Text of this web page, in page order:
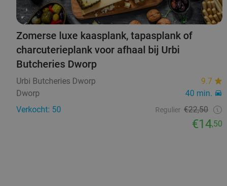
Zomerse luxe kaasplank, tapasplank of
charcuterieplank voor afhaal bij Urbi
Butcheries Dworp
Urbi Butcheries Dworp
9.7
Dworp
40 min.
Verkocht: 50
Regulier €22,50
€14,50